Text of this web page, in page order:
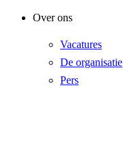
Over ons
Vacatures
De organisatie
Pers